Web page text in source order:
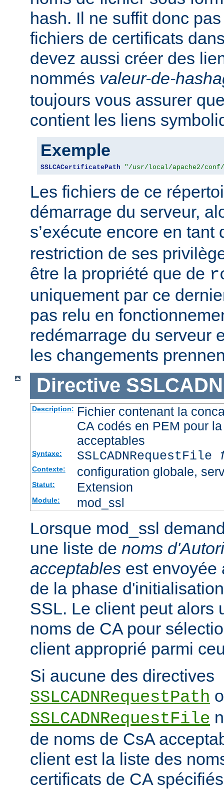
hash. Il ne suffit donc
fichiers de certificats
devez aussi créer des
nommés valeur-de-
toujours vous assurer
contient les liens
Exemple
SSLCACertificatePath "/usr/local/apache2/
Les fichiers de ce
démarrage du serveur,
s’exécute encore en tant
restriction de ses
être la propriété que de
uniquement par ce
pas relu en
redémarrage du serveur
les changements
Directive
Description: Fichier contenant la
CA codés en PEM pour
acceptables
Syntaxe: SSLCADNRequestFile
Contexte: configuration globale,
Statut: Extension
Module: mod_ssl
Lorsque mod_ssl
une liste de noms
acceptables est envoyée
de la phase
SSL. Le client peut alors
noms de CA pour
client approprié parmi
Si aucune des directives
SSLCADNRequestPath
SSLCADNRequestFile
de noms de CsA
client est la liste des
certificats de CA